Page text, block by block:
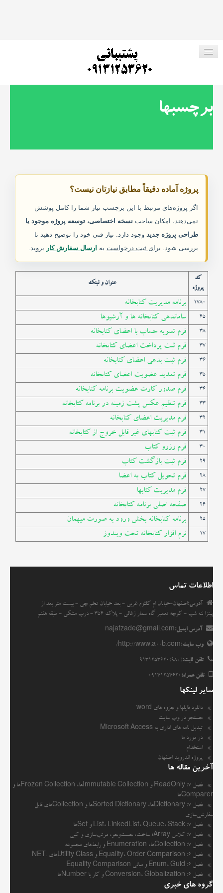
پروژه های رایگان
ارتباط با ما
جستجو در وب سایت
خدمات ما
مقاله ها
انجمن
برچسبها
پروژه آماده دقیقاً مطابق نیازتان نیست؟
اگر پروژه‌های مرتبط با این برچسب نیاز شما را کامل پوشش
نمی‌دهند، امکان ساخت نسخه اختصاصی، توسعه پروژه موجود یا
طراحی پروژه جدید وجود دارد. نیاز فنی خود را توضیح دهید تا
بررسی شود. برای ثبت درخواست به ارسال سفارش کار بروید.
کد
پروژه
عنوان و لینک
1780 برنامه مدیریت کتابخانه
45 ساماندهی کتابخانه ها و آرشیوها
38 فرم تسویه حساب با اعضای کتابخانه
37 فرم ثبت پرداخت اعضای کتابخانه
36 فرم ثبت بدهی اعضای کتابخانه
35 فرم تمدید عضویت اعضای کتابخانه
34 فرم صدور کارت عضویت برنامه کتابخانه
33 فرم تنظیم عکس پشت زمینه در برنامه کتابخانه
32 فرم مدیریت اعضای کتابخانه
31 فرم ثبت کتابهای غیر قابل خروج از کتابخانه
30 فرم رزرو کتاب
29 فرم ثبت بازگشت کتاب
28 فرم تحویل کتاب به اعضا
27 فرم مدیریت کتابها
26 صفحه اصلی برنامه کتابخانه
25 برنامه کتابخانه بخش ورود به صورت میهمان
17 نرم افزار کتابخانه تحت ویندوز
اطلاعات تماس
آدرس:اصفهان-خیابان ام کلثوم غربی - بعد خیابان تخم چی - بیست متر بعد از
پیتزا ننه شب - کوچه تعمیر گاه سمار زغالی - پلاک 354 - درب مشکی - طبقه هفتم
آدرس ایمیل:najafzade@gmail.com
وب سایت:http://www.a00b.com/
تلفن ثابت:(+98)9131253620
تلفن همراه: 09131253620
سایر لینکها
دانلود فایلها و جزوه های word
جستجو در وب سایت
تبدیل نامه های اداری به Microsoft Access
در مورد ما
استخدام
پروژه اندروید اصفهان
آخرین مقاله ها
فصل ۷: ReadOnly و Immutable Collectionها، Frozen Collectionها و
Comparerها
فصل ۷: Dictionaryها، Sorted Dictionaryها و Collectionهای قابل
سفارشی‌سازی
فصل ۷: List، LinkedList، Queue، Stack و Setها
فصل ۷: کلاس Array؛ ساخت، جست‌وجو، مرتب‌سازی و کپی
فصل ۷: Collectionها، Enumeration و رابط‌های مجموعه
فصل ۶: Equality، Order Comparison و Utility Classهای .NET
فصل ۶: Enum، Guid و مبانی Equality Comparison
فصل ۶: Conversion، Globalization و کار با Numberها
گروه های خبری